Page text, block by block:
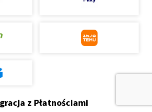
z Płatnościami